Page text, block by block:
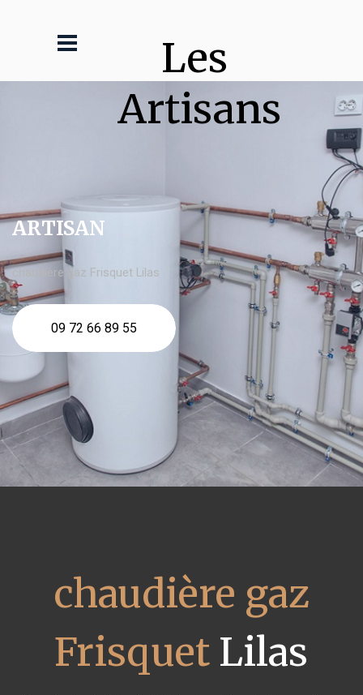
Les
Artisans
ARTISAN
chaudière gaz Frisquet Lilas
09 72 66 89 55
chaudière gaz
Frisquet Lilas